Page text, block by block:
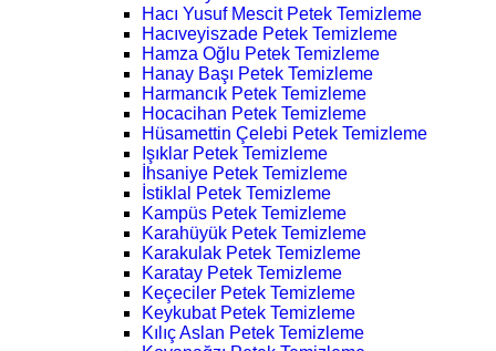
Hacı Yusuf Mescit Petek Temizleme
Hacıveyiszade Petek Temizleme
Hamza Oğlu Petek Temizleme
Hanay Başı Petek Temizleme
Harmancık Petek Temizleme
Hocacihan Petek Temizleme
Hüsamettin Çelebi Petek Temizleme
Işıklar Petek Temizleme
İhsaniye Petek Temizleme
İstiklal Petek Temizleme
Kampüs Petek Temizleme
Karahüyük Petek Temizleme
Karakulak Petek Temizleme
Karatay Petek Temizleme
Keçeciler Petek Temizleme
Keykubat Petek Temizleme
Kılıç Aslan Petek Temizleme